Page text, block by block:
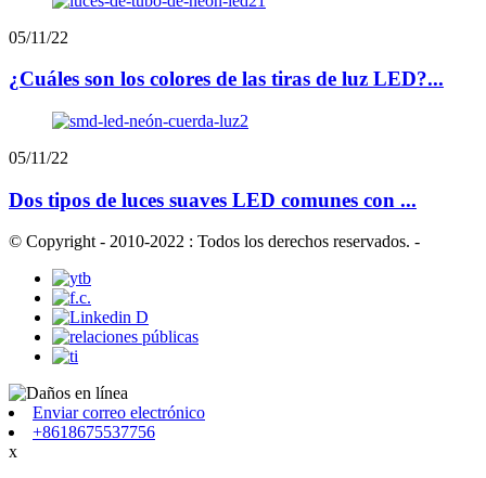
05/11/22
¿Cuáles son los colores de las tiras de luz LED?...
05/11/22
Dos tipos de luces suaves LED comunes con ...
© Copyright - 2010-2022 : Todos los derechos reservados. -
Enviar correo electrónico
+8618675537756
x